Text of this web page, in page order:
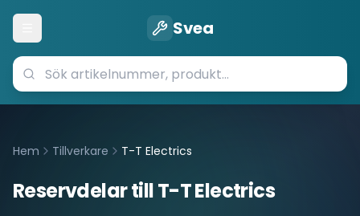
Öppna meny Svea
Hem Tillverkare T-T Electrics
Reservdelar tillT-T Electrics